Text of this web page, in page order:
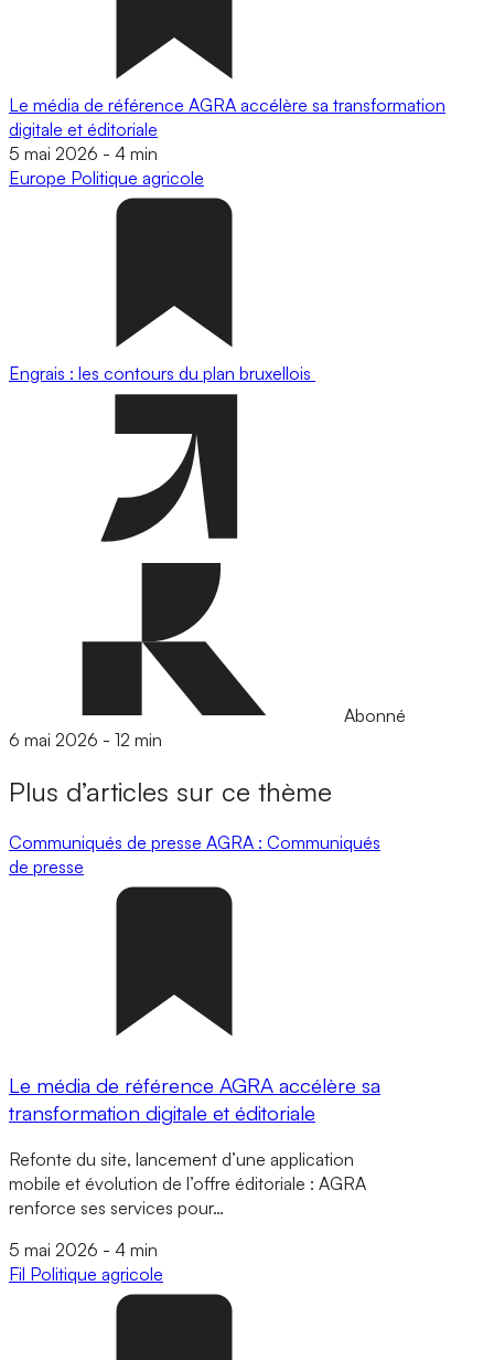
Le média de référence AGRA accélère sa transformation
digitale et éditoriale
5 mai 2026 - 4 min
Europe Politique agricole
Engrais : les contours du plan bruxellois
Abonné
6 mai 2026 - 12 min
Plus d’articles sur ce thème
Communiqués de presse AGRA : Communiqués
de presse
Le média de référence AGRA accélère sa
transformation digitale et éditoriale
Refonte du site, lancement d’une application
mobile et évolution de l’offre éditoriale : AGRA
renforce ses services pour…
5 mai 2026 - 4 min
Fil Politique agricole